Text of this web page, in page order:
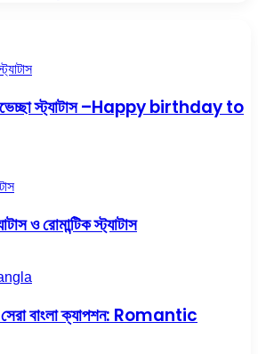
শুভেচ্ছা স্ট্যাটাস –Happy birthday to
ও রোমান্টিক স্ট্যাটাস
সেরা বাংলা ক্যাপশন: Romantic